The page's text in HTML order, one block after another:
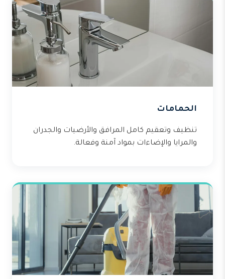
الحمامات
تنظيف وتعقيم كامل المرافق والأرضيات والجدران
والمرايا والإضاءات بمواد آمنة وفعالة.